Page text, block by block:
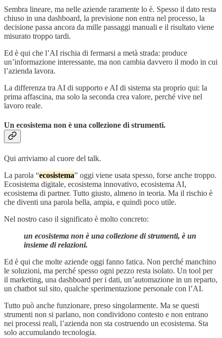
Sembra lineare, ma nelle aziende raramente lo è. Spesso il dato resta
chiuso in una dashboard, la previsione non entra nel processo, la
decisione passa ancora da mille passaggi manuali e il risultato viene
misurato troppo tardi.
Ed è qui che l’AI rischia di fermarsi a metà strada: produce
un’informazione interessante, ma non cambia davvero il modo in cui
l’azienda lavora.
La differenza tra AI di supporto e AI di sistema sta proprio qui: la
prima affascina, ma solo la seconda crea valore, perché vive nel
lavoro reale.
Un ecosistema non è una collezione di strumenti.
Qui arriviamo al cuore del talk.
La parola “ecosistema” oggi viene usata spesso, forse anche troppo.
Ecosistema digitale, ecosistema innovativo, ecosistema AI,
ecosistema di partner. Tutto giusto, almeno in teoria. Ma il rischio è
che diventi una parola bella, ampia, e quindi poco utile.
Nel nostro caso il significato è molto concreto:
un ecosistema non è una collezione di strumenti, è un
insieme di relazioni.
Ed è qui che molte aziende oggi fanno fatica. Non perché manchino
le soluzioni, ma perché spesso ogni pezzo resta isolato. Un tool per
il marketing, una dashboard per i dati, un’automazione in un reparto,
un chatbot sul sito, qualche sperimentazione personale con l’AI.
Tutto può anche funzionare, preso singolarmente. Ma se questi
strumenti non si parlano, non condividono contesto e non entrano
nei processi reali, l’azienda non sta costruendo un ecosistema. Sta
solo accumulando tecnologia.